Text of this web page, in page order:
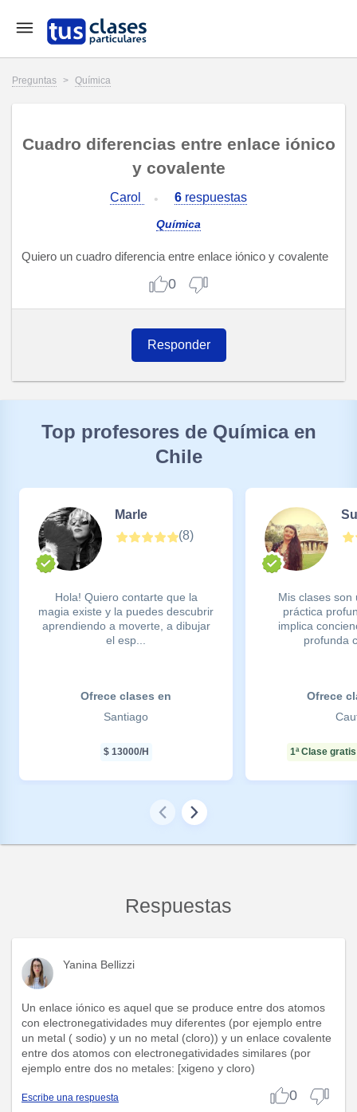
Preguntas > Química
Cuadro diferencias entre enlace iónico
y covalente
Carol 6 respuestas
Química
Quiero un cuadro diferencia entre enlace iónico y covalente
0
Responder
Top profesores de Química en
Chile
Marle
(8)
Hola! Quiero contarte que la
magia existe y la puedes descubrir
aprendiendo a moverte, a dibujar
el esp...
Ofrece clases en
Santiago
$ 13000/H
Mis clases son
práctica
implica
profunda
Ofrece
1ª Clase gratis
Respuestas
Yanina Bellizzi
Un enlace iónico es aquel que se produce entre dos atomos
con electronegatividades muy diferentes (por ejemplo entre
un metal ( sodio) y un no metal (cloro)) y un enlace covalente
entre dos atomos con electronegatividades similares (por
ejemplo entre dos no metales: [xigeno y cloro)
Escribe una respuesta 0